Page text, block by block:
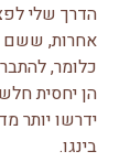
הדרך שלי
אחרות, ששם
כלומר,
הן יחסית
ידרשו יותר
בינגו.